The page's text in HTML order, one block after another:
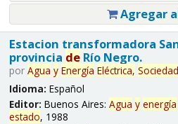
Agregar
Estacion transformadora
provincia deRío Negro.
por Agua y Energía Eléctrica, Sociedad
Idioma: Español
Editor: Buenos Aires: Agua y energía
estado, 1988